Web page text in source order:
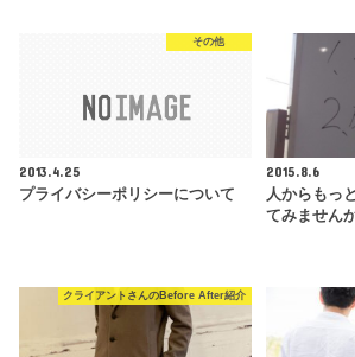
その他
2013.4.25
プライバシーポリシーについて
2015.8.6
人からもっ
てみません
クライアントさんのBefore After紹介